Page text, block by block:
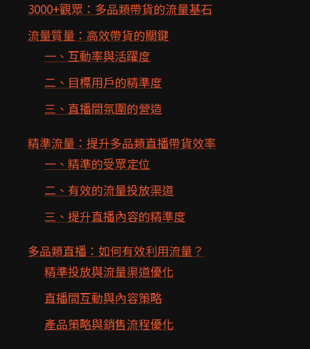
3000+觀眾：多品類帶貨的流量基石
流量質量：高效帶貨的關鍵
一、互動率與活躍度
二、目標用戶的精準度
三、直播間氛圍的營造
精準流量：提升多品類直播帶貨效率
一、精準的受眾定位
二、有效的流量投放渠道
三、提升直播內容的精準度
多品類直播：如何有效利用流量？
精準投放與流量渠道優化
直播間互動與內容策略
產品策略與銷售流程優化